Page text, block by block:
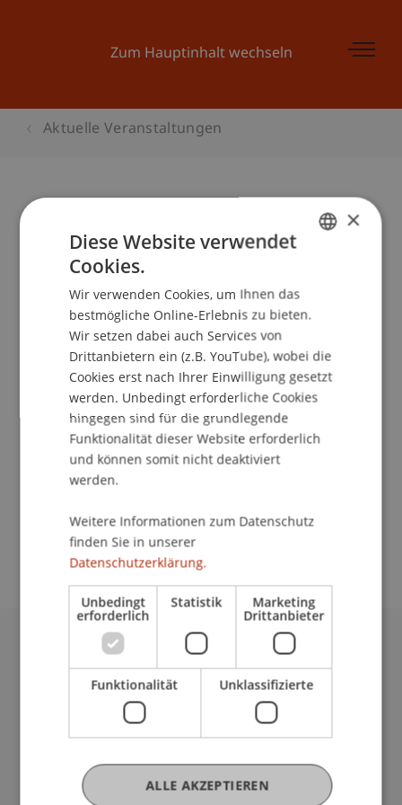
Zum Hauptinhalt wechseln
Aktuelle Veranstaltungen
Infotag 2015
School/Professur:
Kommunikation und Marketing
Campus Universität Liechtenstein
Am Infotag können Interessierte den Campus
Doktoratsstudiums sowie die
Weiterbildungsprogramme informieren.
Veranstaltungsdetails
Universität Liechtenstein
Fürst-Franz-Josef-Strasse
info@uni.li
Fußzeile Rechtliche Hinweise
Rechtssammlung
×
Diese Website verwendet
Cookies.
Wir verwenden Cookies, um Ihnen das
bestmögliche Online-Erlebnis zu bieten.
Wir setzen dabei auch Services von
Drittanbietern ein (z.B. YouTube), wobei die
Cookies erst nach Ihrer Einwilligung gesetzt
werden. Unbedingt erforderliche Cookies
hingegen sind für die grundlegende
Funktionalität dieser Website erforderlich
und können somit nicht deaktiviert
werden.
Weitere Informationen zum Datenschutz
finden Sie in unserer
Datenschutzerklärung.
Unbedingt
erforderlich
Statistik Marketing
Drittanbieter
Funktionalität Unklassifizierte
ALLE AKZEPTIEREN